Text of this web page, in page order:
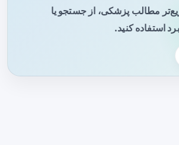
مطالب پزشکی، از جستجو یا
استفاده کنید.